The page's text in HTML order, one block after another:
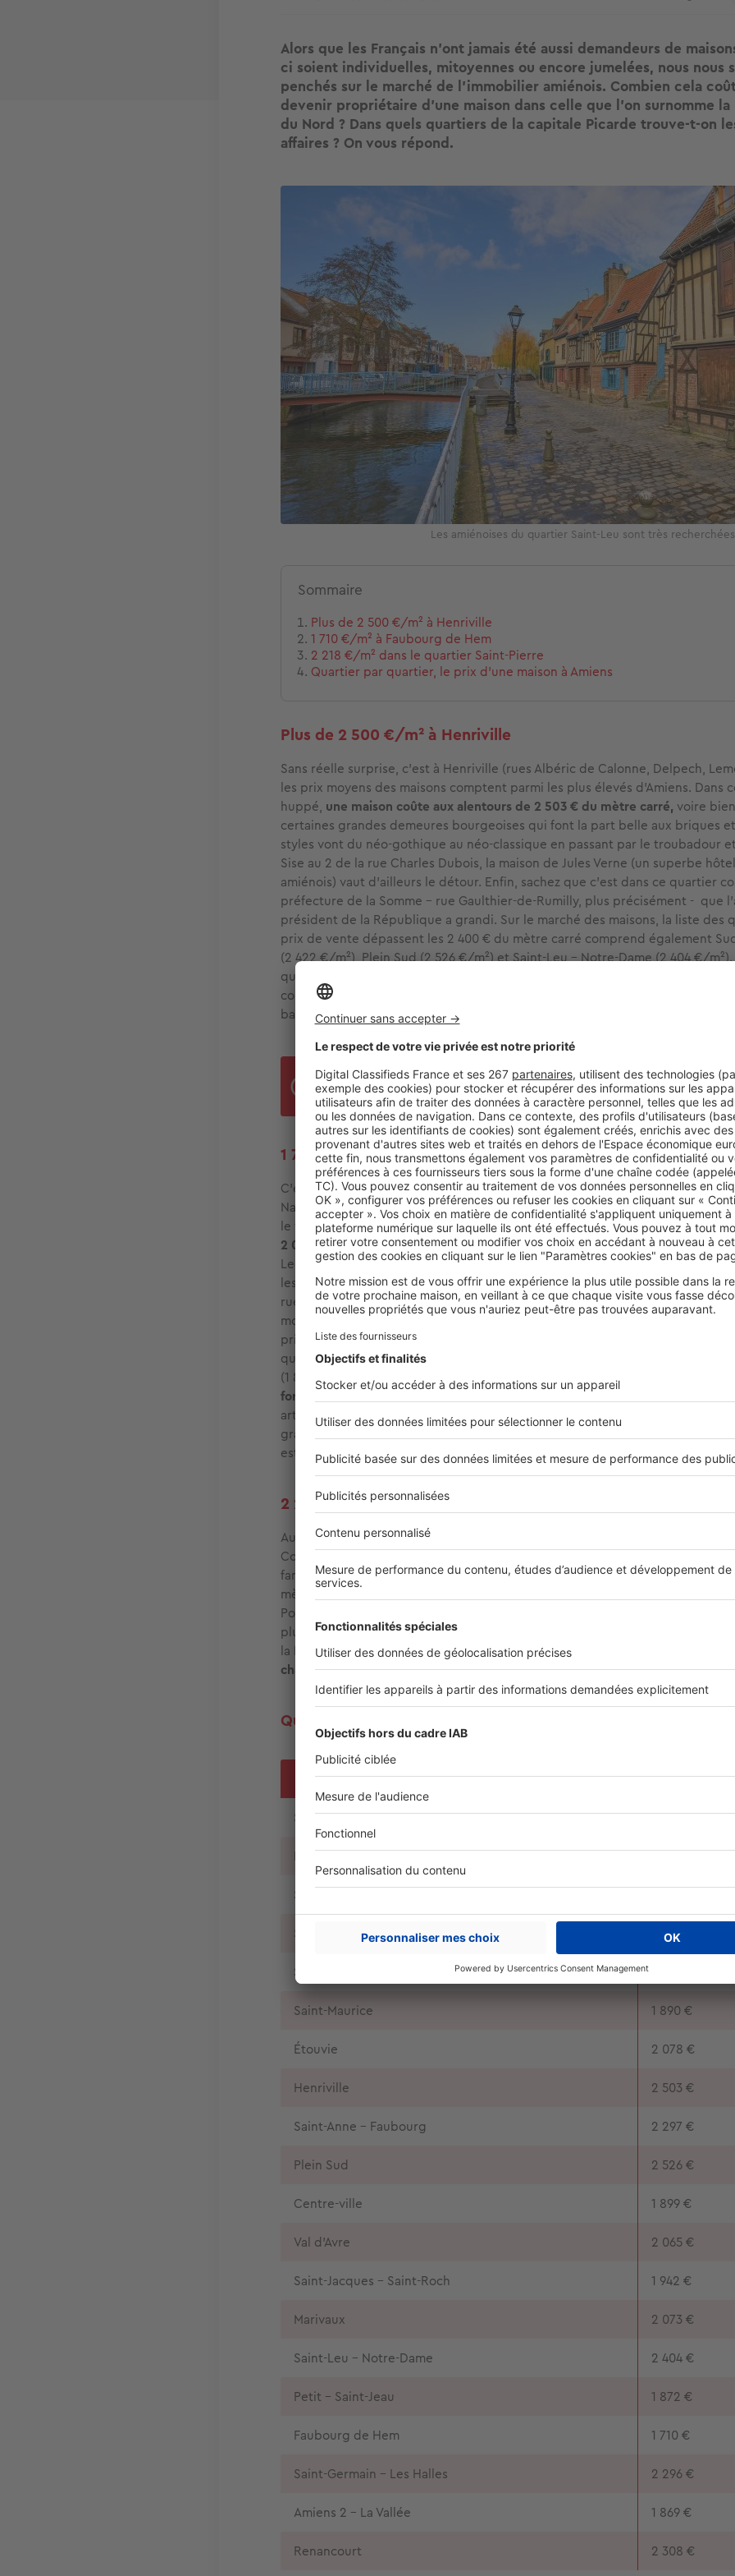
Alors que les Français n’ont jamais été aussi demandeurs de
ci soient individuelles, mitoyennes ou encore jumelées, nous nous
penchés sur le marché de l'immobilier amiénois. Combien cela
devenir propriétaire d’une maison dans celle que l’on surnomme la
du Nord ? Dans quels quartiers de la capitale Picarde trouve-t-on
affaires ? On vous répond.
Image
Les amiénoises du quartier Saint-Leu sont très
Sommaire
Plus de 2 500 €/m² à Henriville
1 710 €/m² à Faubourg de Hem
2 218 €/m² dans le quartier Saint-Pierre
Quartier par quartier, le prix d'une maison à Amiens
Plus de 2 500 €/m² à Henriville
Sans réelle surprise, c’est à Henriville (rues Albéric de Calonne, Delpech,
les prix moyens des maisons comptent parmi les plus élevés d'Amiens. Dans
huppé, une maison coûte aux alentours de 2 503 € du mètre carré, voire
certaines grandes demeures bourgeoises qui font la part belle aux briques
styles vont du néo-gothique au néo-classique en passant par le troubadour
Sise au 2 de la rue Charles Dubois, la maison de Jules Verne (un superbe
amiénois) vaut d’ailleurs le détour. Enfin, sachez que c’est dans ce quartier
préfecture de la Somme - rue Gaulthier-de-Rumilly, plus précisément - que
président de la République a grandi. Sur le marché des maisons, la liste des
prix de vente dépassent les 2 400 € du mètre carré comprend également
(2 422 €/m²), Plein Sud (2 526 €/m²) et Saint-Leu - Notre-Dame (2 404 €/
quartier Saint-Leu, il peut être utile de préciser que les façades des
composées des traditionnelles briques rouges mais de bois, de colombage
bardage.
En moyenne, le prix au m² à Amiensest de 2 200 €.
1 710 €/m² à Faubourg de Hem
C’est dans le quartier Faubourg de Hem (rue Philippe de Girard, rue de
Narcisse Lebel) que les prix des maisons sont les plus abordables. Niché
le faubourg de la Hotoie,ce secteur de la ville affiche des prix oscillant entre
2 026 €/m². Avec un prix moyen avoisinant 1 942 € du m², Saint-Jacques-Saint
Ledieu, Boulevard du Port, rue Blin de Bourdon) se distingue également par
les plus abordables de la capitale picarde. Même constat à Saint-Maurice
rue de Vignacourt, rue André Durouchez). Les prix (1 890 €/m² pour une
moyenne) qui y sont pratiqués font, en effet, de Saint-Maurice un autre
prisé desprimo-accédants
quartiers du centre-ville (1 899 €/m²), Petit Saint-Jean (1 872 €/m²) et Amiens
(1 869 €/m²). Il est toutefois à noter que, dans l’hyper-centre d’Amiens,
fort logiquement - moins représentées que les appartements
. Enfin, les
article ne sont que des moyennes. En clair, à Amiens comme dans beaucoup
grandes villes françaises, le marché immobilier est tendu. Comprenez par là
est forte mais que les biens sont rares et les marges de négociation ténues.
2 218 €/m² dans le quartier Saint-Pierre
Aux abords du parc Saint-Pierre, le quartier du même nom (rue Éloi Morel, rue
Courrejolles, rue Lucien Lecointe) attire de nombreux acquéreurs. Pour une
fameuses maisons traditionnelles aux façades en brique, comptez autour de 2
mètre carré. À l’Est, le quartier Saint-Acheul (rue de Cagny, rue Jules Barni,
Pont Noyelles) affiche, lui aussi, une forte teneur en amiénoises mais aussi en
plus récents. Les prix y oscillent entre 1 903 € et 2 481 € du mètre carré.
la Petite Venise du Nord, unemaison semi-mitoyenne de 77 m² à rafraîchir (3
chambres, 432 m² de terrain) est proposée au prix de 168 000 €.
Quartier par quartier, le prix d'une maison à Amiens
Quartier
Sud-est 2 422 €
Le Nautilus 2 080 €
Saint-Acheul
Saint-Honoré - Jeanne d'Arc 2 201 €
Saint-Pierre
Saint-Maurice 1 890 €
Étouvie 2 078 €
Henriville 2 503 €
Saint-Anne - Faubourg 2 297 €
Plein Sud 2 526 €
Centre-ville 1 899 €
Val d'Avre 2 065 €
Saint-Jacques - Saint-Roch 1 942 €
Marivaux 2 073 €
Saint-Leu - Notre-Dame 2 404 €
Petit - Saint-Jeau 1 872 €
Faubourg de Hem 1 710 €
Saint-Germain - Les Halles 2 296 €
Amiens 2 - La Vallée 1 869 €
Renancourt 2 308 €